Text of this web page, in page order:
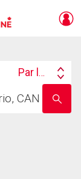
Search
Par lieu
nom